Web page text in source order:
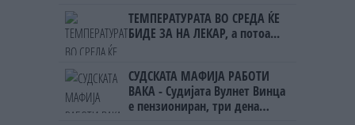
ТЕМПЕРАТУРАТА ВО СРЕДА ЌЕ
БИДЕ ЗА НА ЛЕКАР, а потоа...
СУДСКАТА МАФИЈА РАБОТИ
ВАКА - Судијата Вулнет Винца
е пензиониран, три дена